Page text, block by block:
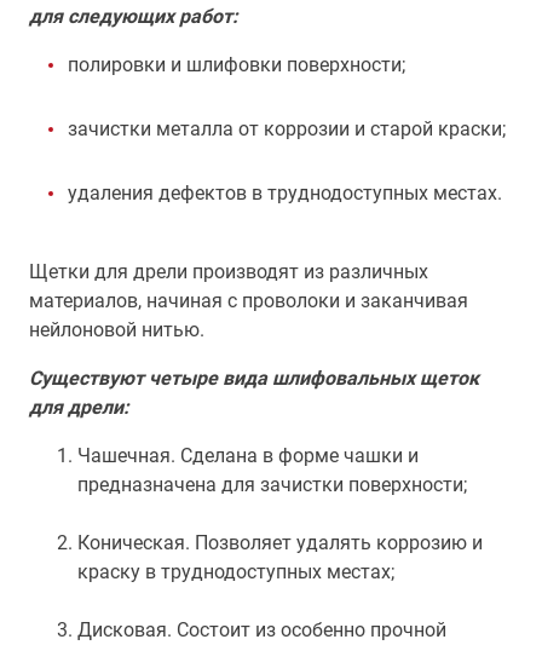
для следующих работ:
полировки и шлифовки поверхности;
зачистки металла от коррозии и старой краски;
удаления дефектов в труднодоступных местах.
Щетки для дрели производят из различных
материалов, начиная с проволоки и заканчивая
нейлоновой нитью.
Существуют четыре вида шлифовальных щеток
для дрели:
Чашечная. Сделана в форме чашки и
предназначена для зачистки поверхности;
Коническая. Позволяет удалять коррозию и
краску в труднодоступных местах;
Дисковая. Состоит из особенно прочной